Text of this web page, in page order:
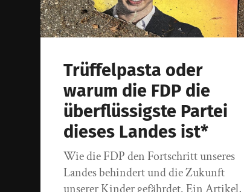
Trüffelpasta oder
warum die FDP die
überflüssigste Partei
dieses Landes ist*
Wie die FDP den Fortschritt unseres
Landes behindert und die Zukunft